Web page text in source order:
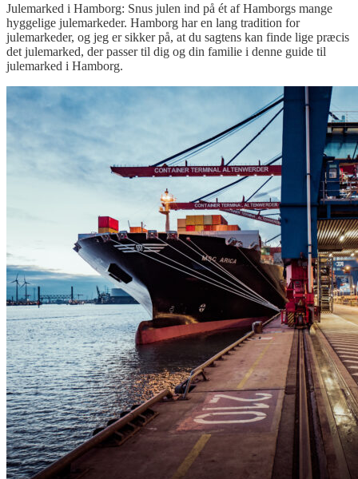
Julemarked i Hamborg: Snus julen ind på ét af Hamborgs mange
hyggelige julemarkeder. Hamborg har en lang tradition for
julemarkeder, og jeg er sikker på, at du sagtens kan finde lige præcis
det julemarked, der passer til dig og din familie i denne guide til
julemarked i Hamborg.